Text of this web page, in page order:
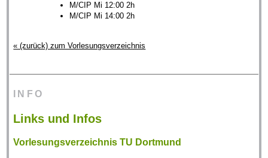
M/CIP Mi 12:00 2h
M/CIP Mi 14:00 2h
« (zurück) zum Vorlesungsverzeichnis
INFO
Links und Infos
Vorlesungsverzeichnis TU Dortmund